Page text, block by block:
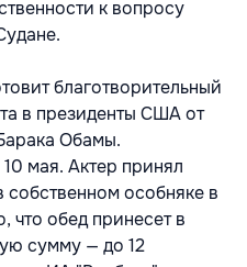
к вопросу
благотворительный
в президенты США от
Обамы.
мая. Актер принял
собственном особняке в
что обед принесет в
сумму — до 12